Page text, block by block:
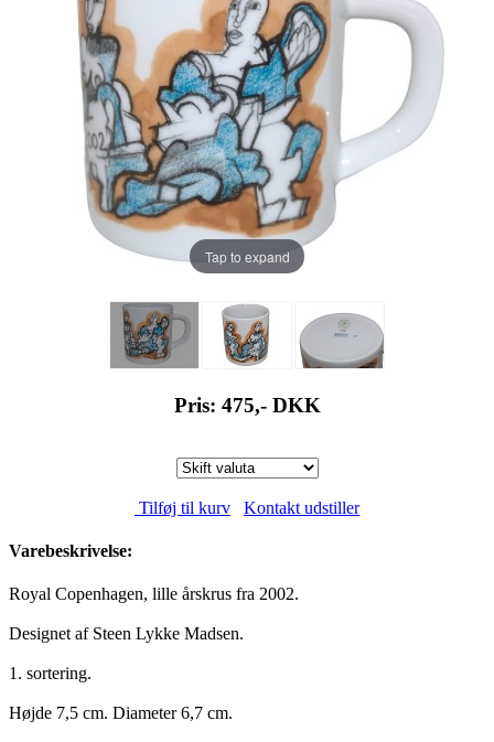
Tap to expand
Pris: 475,- DKK
Tilføj til kurv Kontakt udstiller
Varebeskrivelse:
Royal Copenhagen, lille årskrus fra 2002.
Designet af Steen Lykke Madsen.
1. sortering.
Højde 7,5 cm. Diameter 6,7 cm.